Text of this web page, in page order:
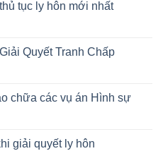
tục ly hôn mới nhất
Quyết Tranh Chấp
chữa các vụ án Hình sự
giải quyết ly hôn